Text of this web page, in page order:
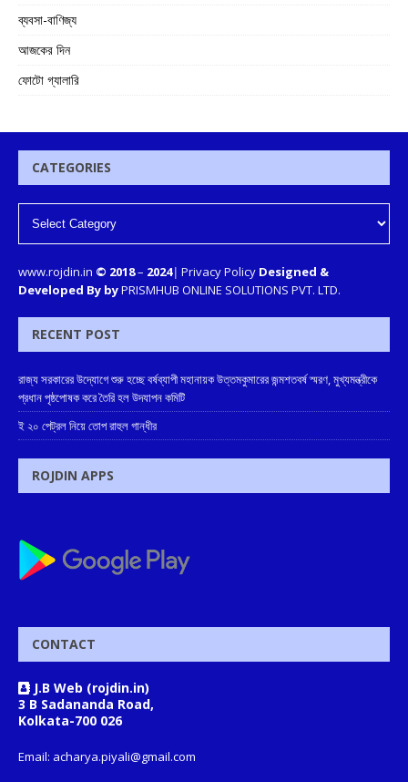
ব্যবসা-বাণিজ্য
আজকের দিন
ফোটো গ্যালারি
CATEGORIES
www.rojdin.in © 2018– 2024| Privacy Policy Designed &
Developed By byPRISMHUB ONLINE SOLUTIONS PVT. LTD.
RECENT POST
রাজ্য সরকারের উদ্যোগে শুরু হচ্ছে বর্ষব্যাপী মহানায়ক উত্তমকুমারের জন্মশতবর্ষ স্মরণ, মুখ্যমন্ত্রীকে
প্রধান পৃষ্ঠপোষক করে তৈরি হল উদযাপন কমিটি
ই ২০ পেট্রল নিয়ে তোপ রাহুল গান্ধীর
ROJDIN APPS
CONTACT
J.B Web (rojdin.in)
3 B Sadananda Road,
Kolkata-700 026
Email: acharya.piyali@gmail.com